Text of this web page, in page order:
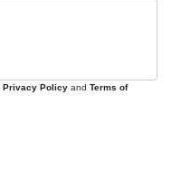
Privacy Policy and Terms of